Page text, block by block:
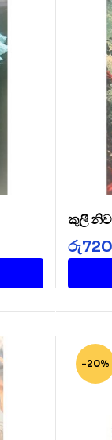
කුලී
රු
-20%